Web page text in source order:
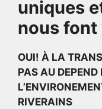
uniques
nous font
OUI! À LA
PAS AU DEPEND
RIVERAINS